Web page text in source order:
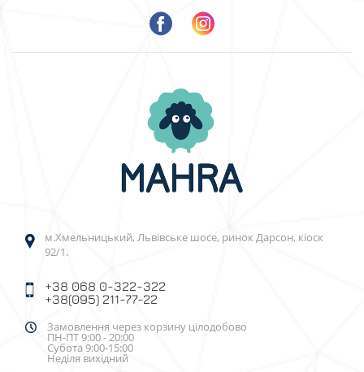
м.Хмельницький, Львівське шосе, ринок Дарсон, кіоск
92/1.
+38 068 0-322-322
+38(095) 211-77-22
Замовлення через корзину цілодобово
ПН-ПТ 9:00 - 20:00
Субота 9:00-15:00
Неділя вихідний